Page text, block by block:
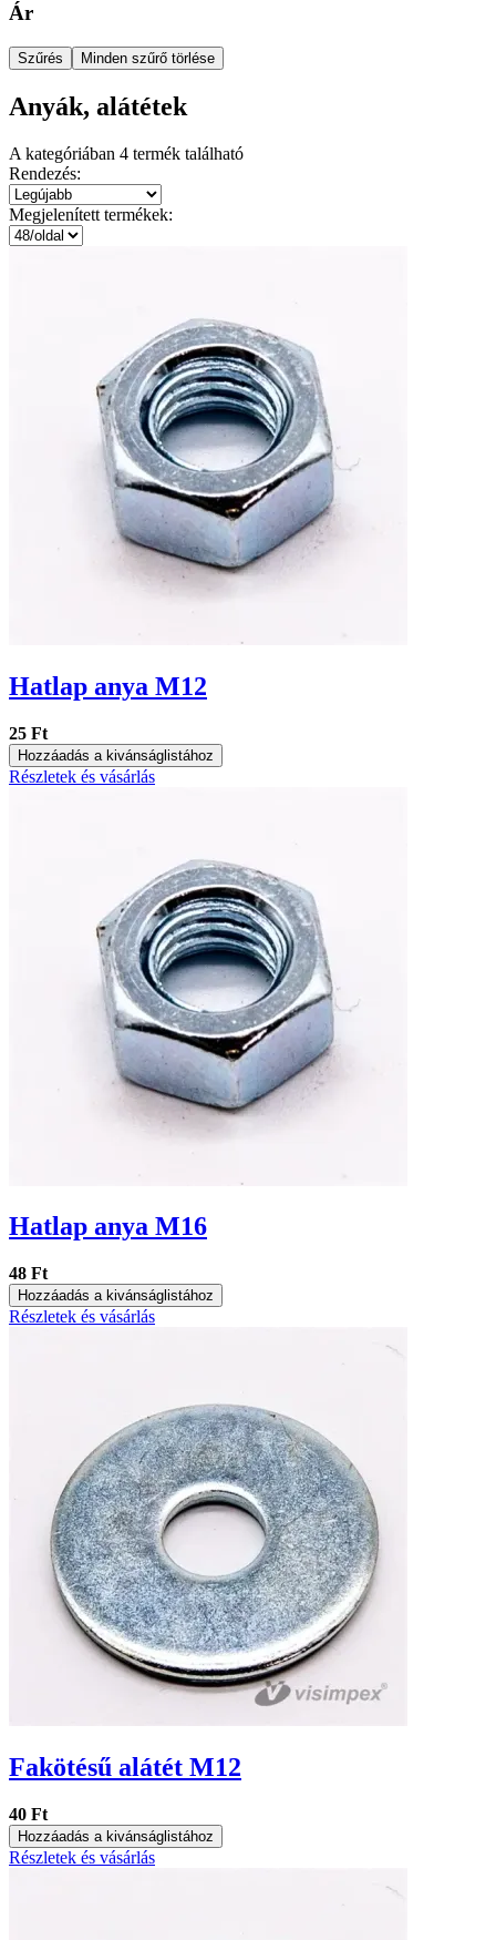
Ár
Szűrés Minden szűrő törlése
Anyák, alátétek
A kategóriában 4 termék található
Rendezés:
Megjelenített termékek:
Hatlap anya M12
25 Ft
Hozzáadás a kivánságlistához
Részletek és vásárlás
Hatlap anya M16
48 Ft
Hozzáadás a kivánságlistához
Részletek és vásárlás
Fakötésű alátét M12
40 Ft
Hozzáadás a kivánságlistához
Részletek és vásárlás